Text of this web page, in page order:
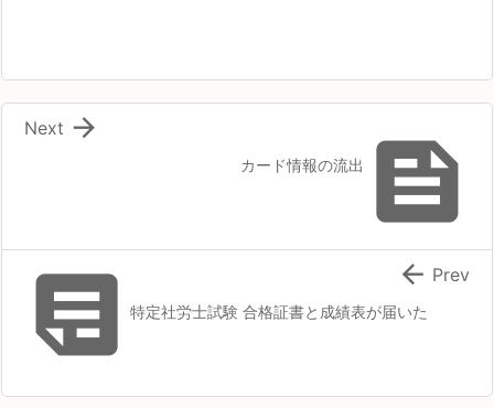

カード情報の流出

Next
特定社労士試験 合格証書と成績表が届いた
 Prev